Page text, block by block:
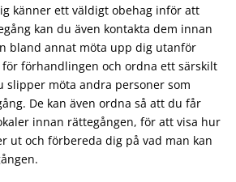
känner ett väldigt obehag inför att
kan du även kontakta dem innan
bland annat möta upp dig utanför
förhandlingen och ordna ett särskilt
slipper möta andra personer som
De kan även ordna så att du får
innan rättegången, för att visa hur
ut och förbereda dig på vad man kan